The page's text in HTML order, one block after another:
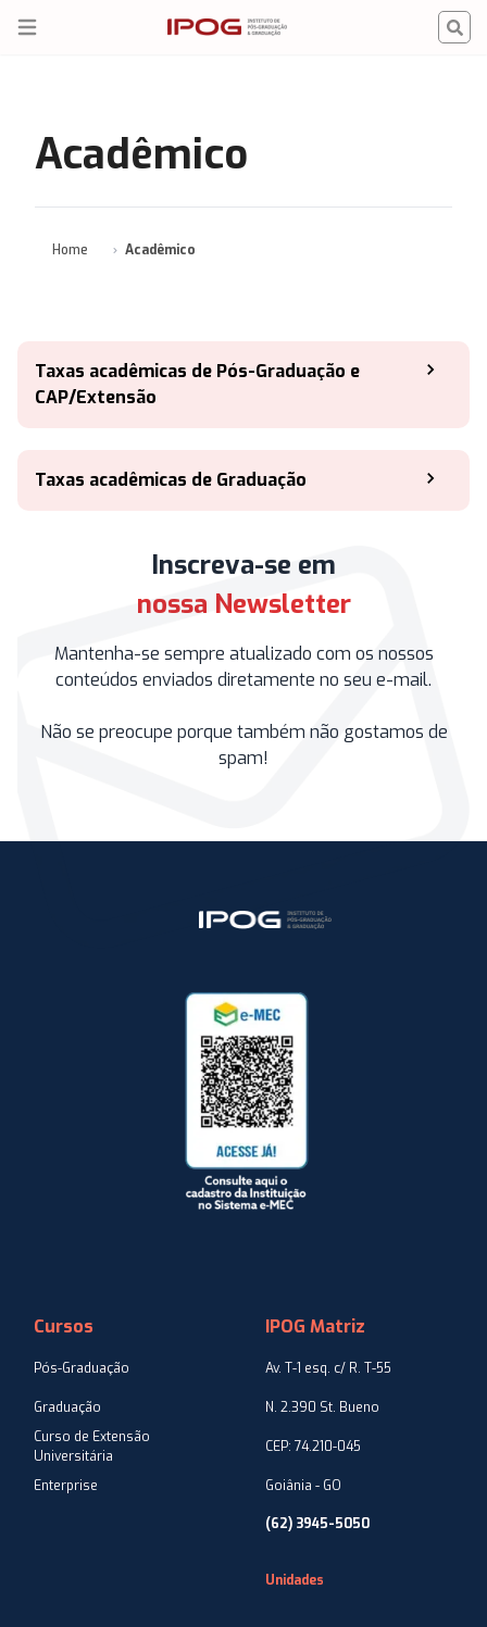
Open menu IPOG
Acadêmico
Home Acadêmico
Taxas acadêmicas de Pós-Graduação e
CAP/Extensão
Taxas acadêmicas de Graduação
Inscreva-se em
nossa Newsletter
Mantenha-se sempre atualizado com os nossos
conteúdos enviados diretamente no seu e-mail.
Não se preocupe porque também não gostamos de
spam!
Cursos
Pós-Graduação
Graduação
Curso de Extensão
Universitária
Enterprise
IPOG Matriz
Av. T-1 esq. c/ R. T-55
N. 2.390 St. Bueno
CEP: 74.210-045
Goiânia - GO
(62) 3945-5050
Unidades